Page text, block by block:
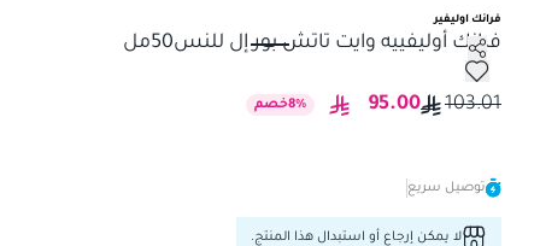
فرانك اوليفير
فرانك أوليفييه وايت تاتش بور إل للنس50مل
فرانك أوليفييه وايت تاتش بور إل للنس50مل
103.01
95.00
8% خصم
توصيل سريع
لا يمكن إرجاع أو استبدال هذا المنتج.